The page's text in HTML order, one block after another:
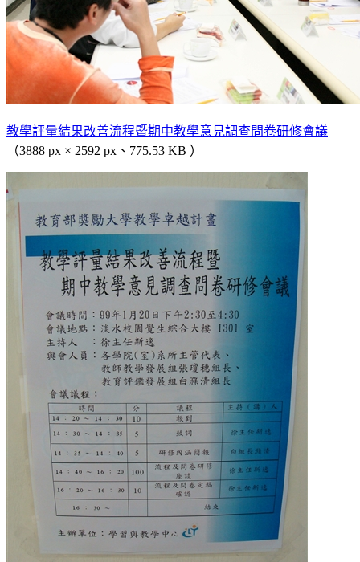
教學評量結果改善流程暨期中教學意見調查問卷研修會議
（3888 px × 2592 px、775.53 KB ）